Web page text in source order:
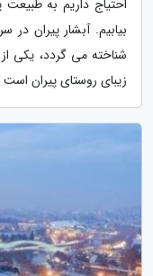
احتیاج داریم به طبیعت
بیابیم. آبشار پیران
شناخته می گردد، یکی
زیبای روستای پیران